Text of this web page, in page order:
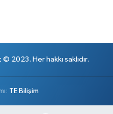
2023. Her hakkı saklıdır.
TE Bilişim